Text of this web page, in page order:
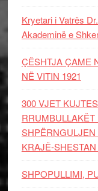
Kryetari i Vatrës
Akademinë e
ÇËSHTJA ÇAME
NË VITIN 1921
300 VJET
KRAJË-
SHPOPULLIMI,